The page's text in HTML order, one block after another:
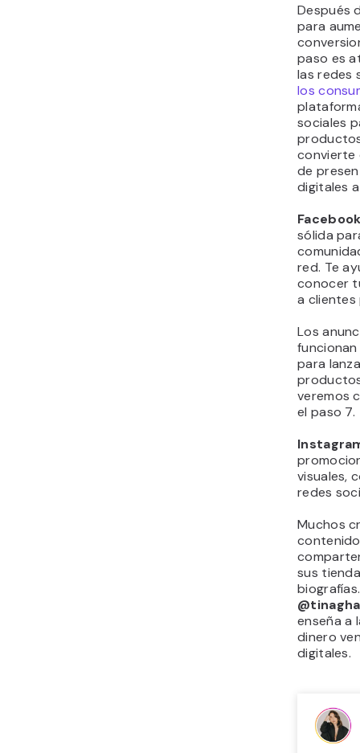
Después
para
paso es
las redes
los
sociales
convierte
de
digitales
sólida
red. Te
conocer
a clientes
Los
para
veremos
el paso 7.
visuales,
redes
Muchos
sus
enseña a
dinero
digitales.